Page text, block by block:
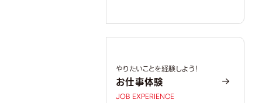
やりたいことを経験しよう！
お仕事体験
JOB EXPERIENCE